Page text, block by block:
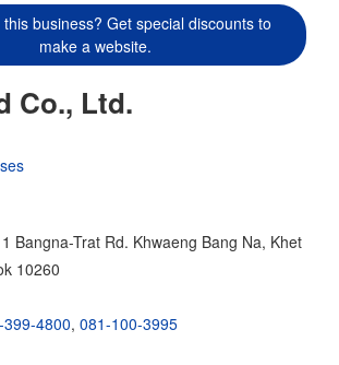
business? Get special discounts to
make a website.
Co., Ltd.
Bangna-Trat Rd. Khwaeng Bang Na, Khet
10260
399-4800, 081-100-3995